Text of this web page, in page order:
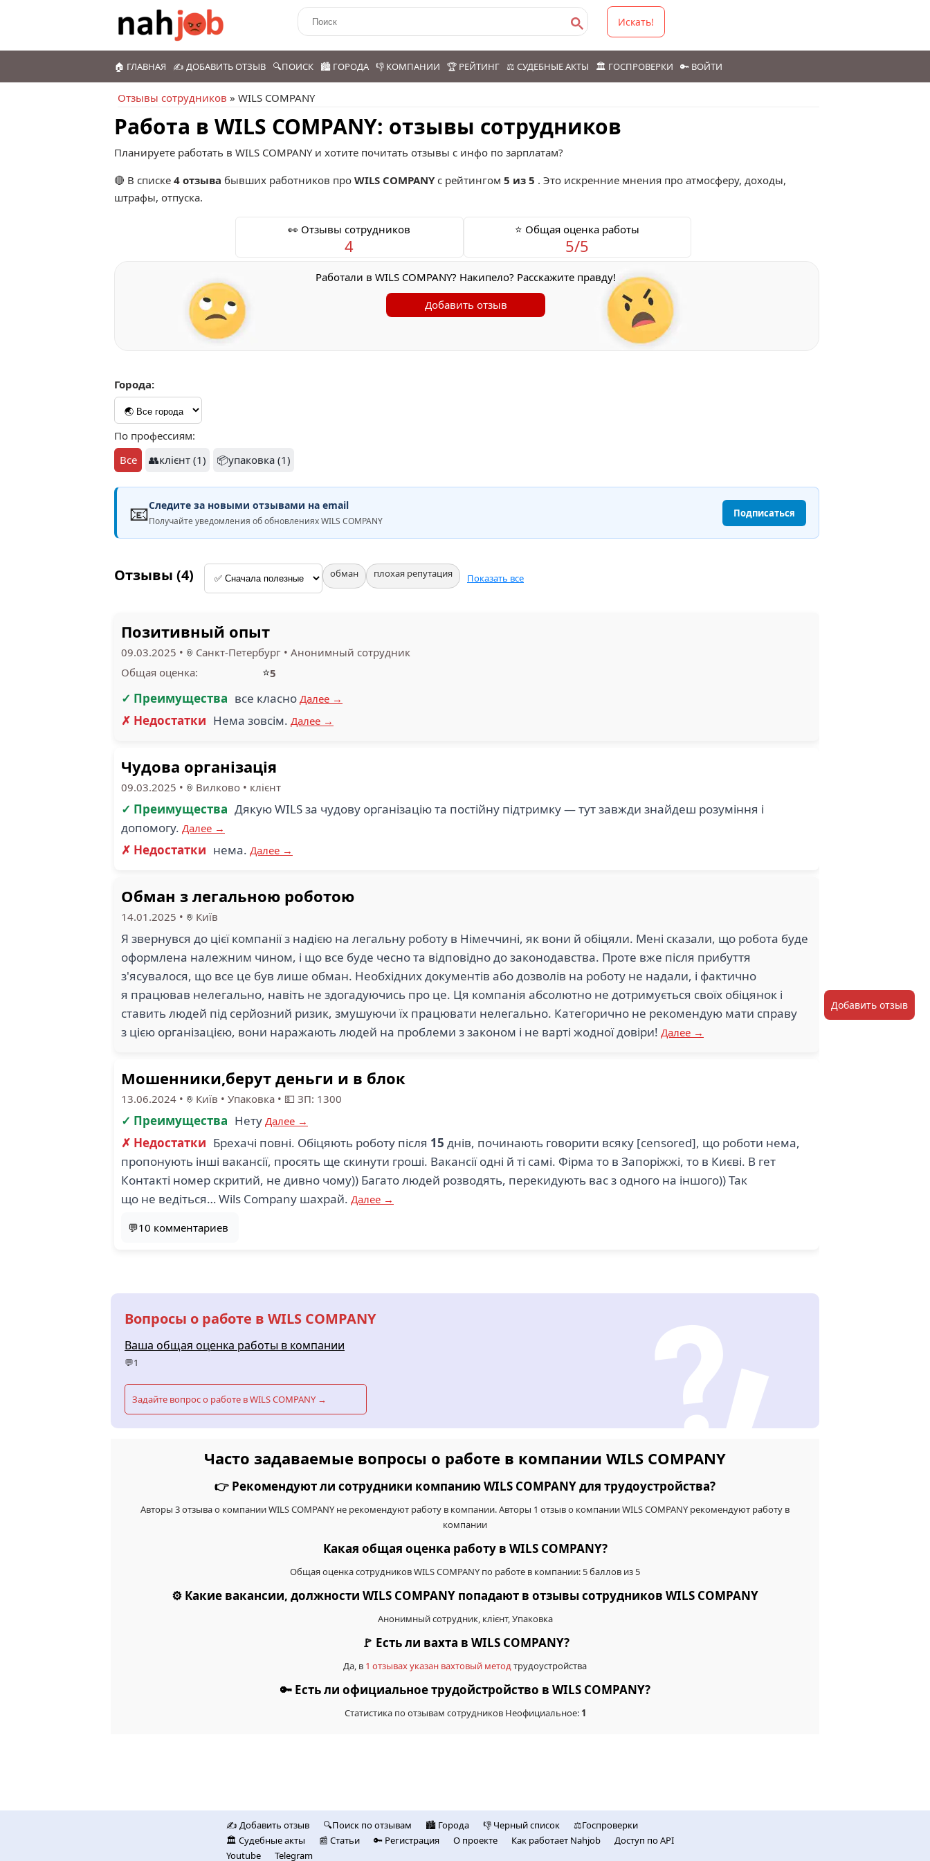
Искать!
🏠 ГЛАВНАЯ ✍️ ДОБАВИТЬ ОТЗЫВ 🔍ПОИСК 🏙️ ГОРОДА 👎 КОМПАНИИ 🏆 РЕЙТИНГ ⚖️ СУДЕБНЫЕ АКТЫ 🏛️ ГОСПРОВЕРКИ 🔑 ВОЙТИ
Отзывы сотрудников » WILS COMPANY
Работа в WILS COMPANY: отзывы сотрудников
Планируете работать в WILS COMPANY и хотите почитать отзывы с инфо по зарплатам?
🔴 В списке 4 отзыва бывших работников про WILS COMPANY с рейтингом 5 из 5 . Это искренние мнения про атмосферу, доходы,
штрафы, отпуска.
👀 Отзывы сотрудников
4
⭐ Общая оценка работы
5/5
Работали в WILS COMPANY? Накипело? Расскажите правду!
Добавить отзыв
Города:
По профессиям:
Все
👥клієнт (1) 📦упаковка (1)
📧Следите за новыми отзывами на email
Получайте уведомления об обновлениях WILS COMPANY
Подписаться
Отзывы (4) обман плохая репутация Показать все
Позитивный опыт
09.03.2025 • Санкт-Петербург • Анонимный сотрудник
Общая оценка:
⭐5
✓ Преимущества все класно Далее →
✗ Недостатки Нема зовсім. Далее →
Чудова організація
09.03.2025 • Вилково • клієнт
✓ Преимущества Дякую WILS за чудову організацію та постійну підтримку — тут завжди знайдеш розуміння і
допомогу. Далее →
✗ Недостатки нема. Далее →
Обман з легальною роботою
14.01.2025 • Київ
Я звернувся до цієї компанії з надією на легальну роботу в Німеччині, як вони й обіцяли. Мені сказали, що робота буде
оформлена належним чином, і що все буде чесно та відповідно до законодавства. Проте вже після прибуття
з'ясувалося, що все це був лише обман. Необхідних документів або дозволів на роботу не надали, і фактично
я працював нелегально, навіть не здогадуючись про це. Ця компанія абсолютно не дотримується своїх обіцянок і
ставить людей під серйозний ризик, змушуючи їх працювати нелегально. Категорично не рекомендую мати справу
з цією організацією, вони наражають людей на проблеми з законом і не варті жодної довіри! Далее →
Мошенники,берут деньги и в блок
13.06.2024 • Київ • Упаковка • 💵 ЗП: 1300
✓ Преимущества Нету Далее →
✗ Недостатки Брехачі повні. Обіцяють роботу після 15 днів, починають говорити всяку [censored], що роботи нема,
пропонують інші вакансії, просять ще скинути гроші. Вакансії одні й ті самі. Фірма то в Запоріжжі, то в Києві. В гет
Контакті номер скритий, не дивно чому)) Багато людей розводять, перекидують вас з одного на іншого)) Так
що не ведіться… Wils Company шахрай. Далее →
💬10 комментариев
Вопросы о работе в WILS COMPANY
Ваша общая оценка работы в компании
💬1
Задайте вопрос о работе в WILS COMPANY →
Часто задаваемые вопросы о работе в компании WILS COMPANY
👉 Рекомендуют ли сотрудники компанию WILS COMPANY для трудоустройства?
Авторы 3 отзыва о компании WILS COMPANY не рекомендуют работу в компании. Авторы 1 отзыв о компании WILS COMPANY рекомендуют работу в
компании
Какая общая оценка работу в WILS COMPANY?
Общая оценка сотрудников WILS COMPANY по работе в компании: 5 баллов из 5
⚙️ Какие вакансии, должности WILS COMPANY попадают в отзывы сотрудников WILS COMPANY
Анонимный сотрудник, клієнт, Упаковка
🚩 Есть ли вахта в WILS COMPANY?
Да, в 1 отзывах указан вахтовый методтрудоустройства
🔑 Есть ли официальное трудойстройство в WILS COMPANY?
Статистика по отзывам сотрудников Неофициальное: 1
✍️ Добавить отзыв 🔍Поиск по отзывам 🏙️ Городa 👎 Черный список
⚖️Госпроверки
🏛️ Судебные акты
📰 Статьи 🔑 Регистрация О проекте Как работает Nahjob
Доступ по API
Youtube
Telegram
Добавить отзыв